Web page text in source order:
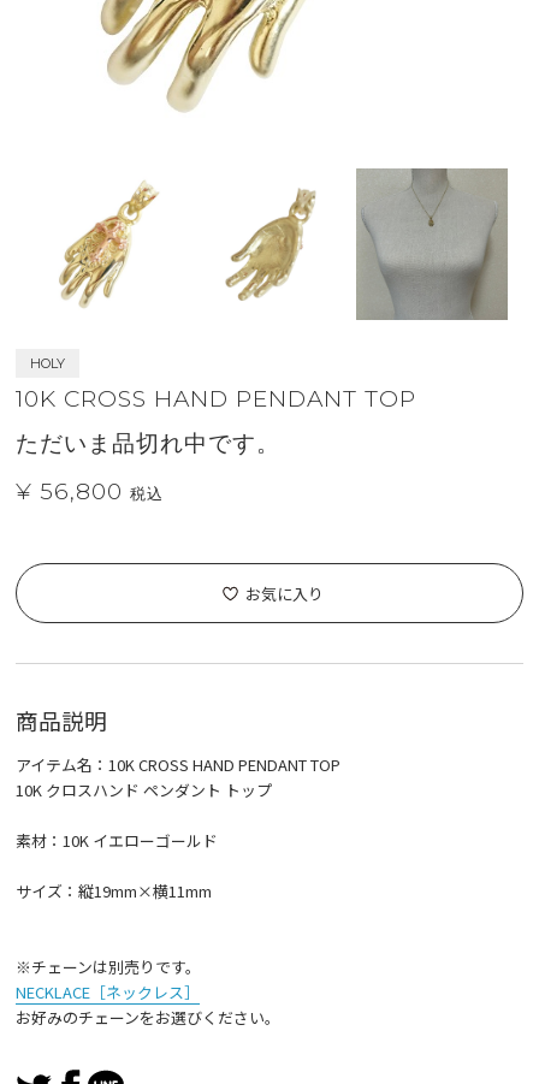
HOLY
10K CROSS HAND PENDANT TOP
ただいま品切れ中です。
¥ 56,800税込
お気に入り
商品説明
アイテム名：10K CROSS HAND PENDANT TOP
10K クロスハンド ペンダント トップ
素材：10K イエローゴールド
サイズ：縦19mm×横11mm
※チェーンは別売りです。
NECKLACE［ネックレス］
お好みのチェーンをお選びください。